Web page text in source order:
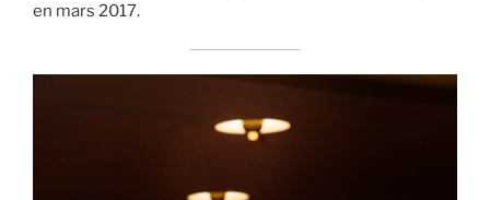
en mars 2017.